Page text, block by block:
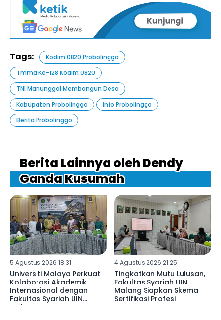
Tags:
Kodim 0820 Probolinggo
Tmmd Ke-128 Kodim 0820
TNI Manunggal Membangun Desa
Kabupaten Probolinggo
info Probolinggo
Berita Probolinggo
Berita Lainnya oleh Dendy
Ganda Kusumah
5 Agustus 2026 18:31
Universiti Malaya Perkuat
Kolaborasi Akademik
Internasional dengan
Fakultas Syariah UIN
Malang
4 Agustus 2026 21:25
Tingkatkan Mutu Lulusan,
Fakultas Syariah UIN
Malang Siapkan Skema
Sertifikasi Profesi